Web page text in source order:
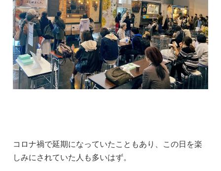
コロナ禍で延期になっていたこともあり、この日を楽
しみにされていた人も多いはず。